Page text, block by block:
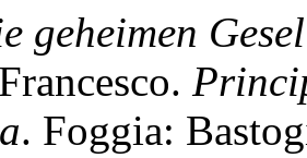
geheimen
. Foggia: